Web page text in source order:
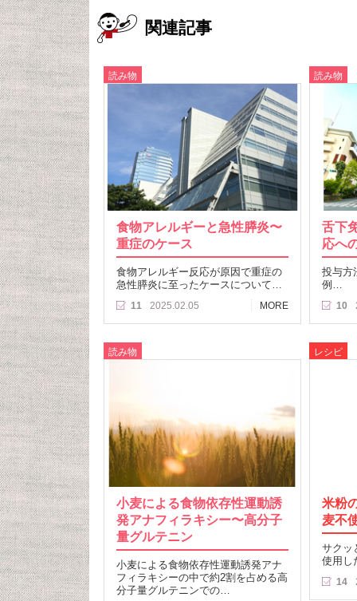
関連記事
読み物
食物アレルギーと急性膵炎〜
重症のケース
食物アレルギー反応が原因で重症の
急性膵炎に至ったケースについて…
11 2025.02.05 MORE
読み物
舌下
応へ
投与方
例…
10
読み物
小麦による食物依存性運動誘
発アナフィラキシー〜高分子
量グルテニン
小麦による食物依存性運動誘発アナ
フィラキシーの中で約2割を占める高
分子量グルテニンでの…
レシピ
米粉
麦不
サクッ
使用
14